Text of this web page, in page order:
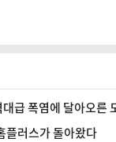
급 폭염에 달아오른
플러스가 돌아왔다